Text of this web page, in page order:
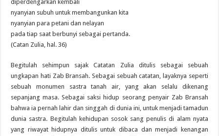
diperdengarkan kembali
nyanyian subuh untuk membangunkan kita
nyanyian para petani dan nelayan
pada tiap saat berbunyi sebagai pertanda.
(Catan Zulia, hal. 36)
Begitulah sehimpun sajak Catatan Zulia ditulis sebagai sebuah
ungkapan hati Zab Bransah. Sebagai sebuah catatan, layaknya seperti
sebuah monumen sastra tanah air, yang akan selalu dikenang
sepanjang masa. Sebagai saksi hidup seorang penyair Zab Bransah
bahwa ia pernah lahir dan singgah di dunia ini, untuk menjadi tamadun
dunia sastra. Begitulah kehidupan sosok sang penulis di alam nyata
yang riwayat hidupnya ditulis untuk dibaca dan menjadi kenangan